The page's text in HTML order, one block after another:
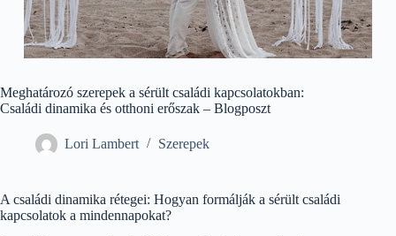
Meghatározó szerepek a sérült családi kapcsolatokban:
Családi dinamika és otthoni erőszak – Blogposzt
Lori Lambert Szerepek
A családi dinamika rétegei: Hogyan formálják a sérült családi
kapcsolatok a mindennapokat?